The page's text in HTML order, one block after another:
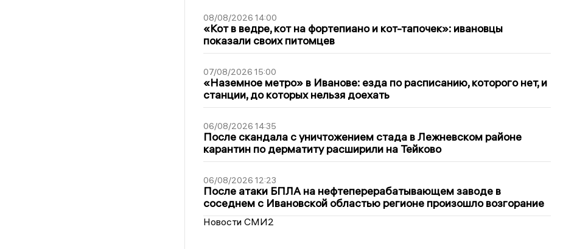
08/08/2026 14:00
«Кот в ведре, кот на фортепиано и кот-тапочек»: ивановцы
показали своих питомцев
07/08/2026 15:00
«Наземное метро» в Иванове: езда по расписанию, которого нет, и
станции, до которых нельзя доехать
06/08/2026 14:35
После скандала с уничтожением стада в Лежневском районе
карантин по дерматиту расширили на Тейково
06/08/2026 12:23
После атаки БПЛА на нефтеперерабатывающем заводе в
соседнем с Ивановской областью регионе произошло возгорание
Новости СМИ2